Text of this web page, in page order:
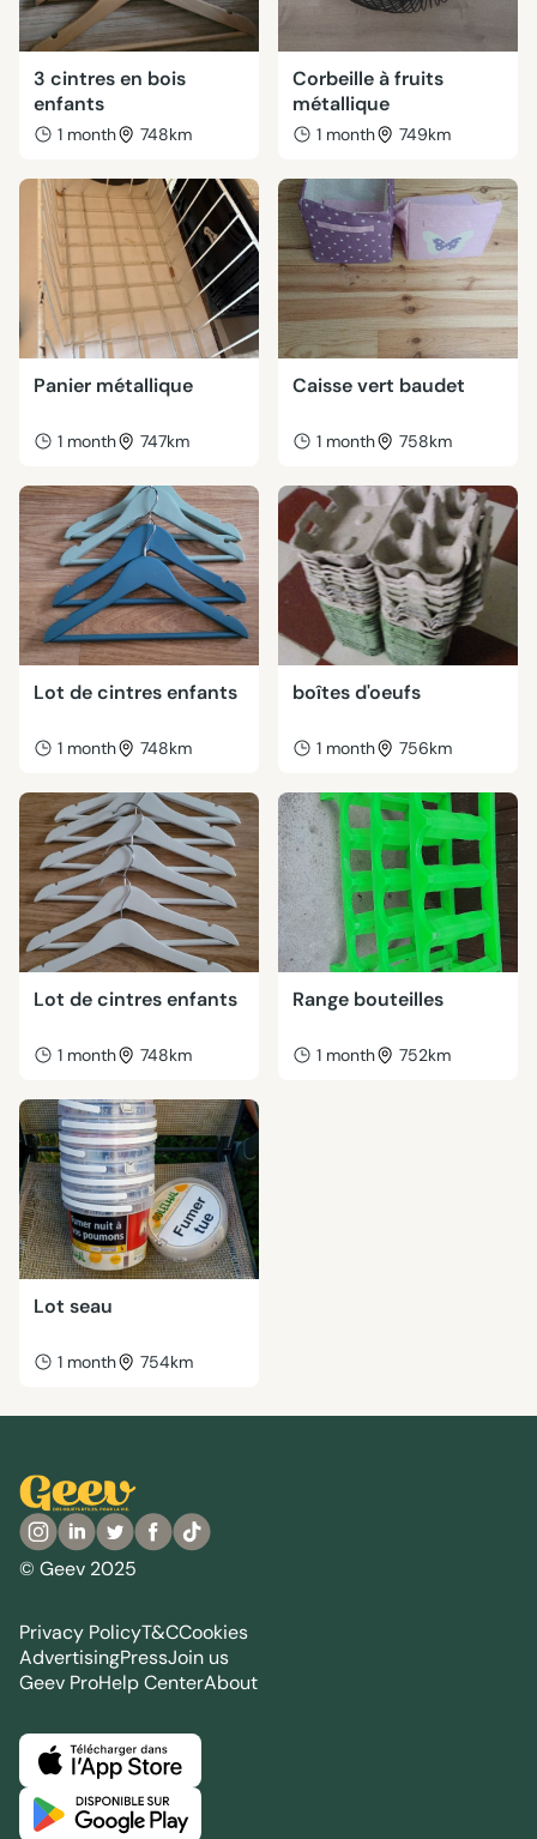
3 cintres en bois
enfants
1 month 748km
Corbeille à fruits
métallique
1 month 749km
Panier métallique
1 month 747km
Caisse vert baudet
1 month 758km
Lot de cintres enfants
1 month 748km
boîtes d'oeufs
1 month 756km
Lot de cintres enfants
1 month 748km
Range bouteilles
1 month 752km
Lot seau
1 month 754km
© Geev 2025
Privacy PolicyT&CCookies
AdvertisingPressJoin us
Geev ProHelp CenterAbout